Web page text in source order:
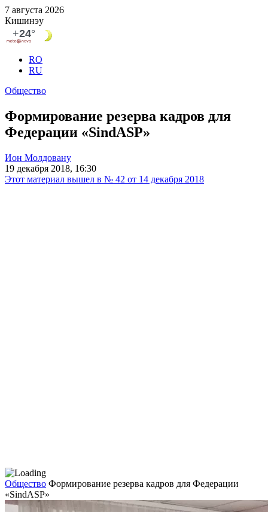
7 августа 2026
Кишинэу
RO
RU
Общество
Формирование резерва кадров для
Федерации «SindASP»
Ион Молдовану
19 декабря 2018, 16:30
Этот материал вышел в № 42 от 14 декабря 2018
Общество Формирование резерва кадров для Федерации
«SindASP»